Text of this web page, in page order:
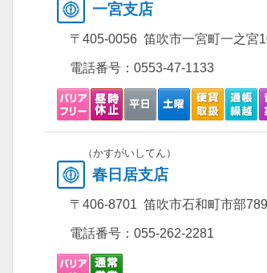
一宮支店
〒405-0056 笛吹市一宮町一之宮
電話番号： 0553-47-1133
（かすがいしてん）
春日居支店
〒406-8701 笛吹市石和町市部
電話番号： 055-262-2281